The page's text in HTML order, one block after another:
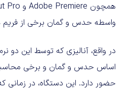
واسطه حدس و گمان برخی از فریم
در واقع، آنالیزی که توسط این دو
حضور دارد. این دستگاه، در زمانی